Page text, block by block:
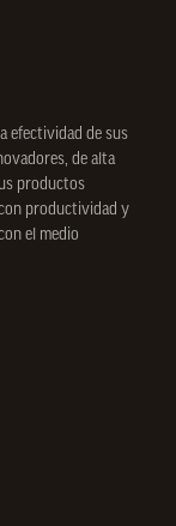
efectividad de sus
de alta
productos
productividad y
el medio